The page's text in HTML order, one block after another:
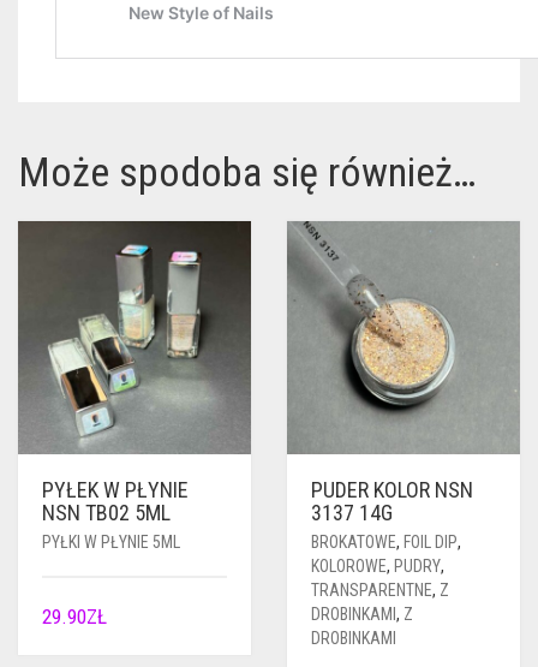
Może spodoba się również…
PYŁEK W PŁYNIE
NSN TB02 5ML
PYŁKI W PŁYNIE 5ML
29.90ZŁ
PUDER KOLOR NSN
3137 14G
BROKATOWE, FOIL DIP,
KOLOROWE, PUDRY,
TRANSPARENTNE, Z
DROBINKAMI , Z
DROBINKAMI